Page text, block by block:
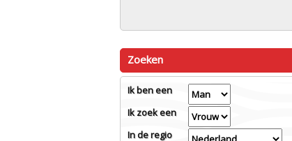
Zoeken
Ik ben een
Ik zoek een
In de regio